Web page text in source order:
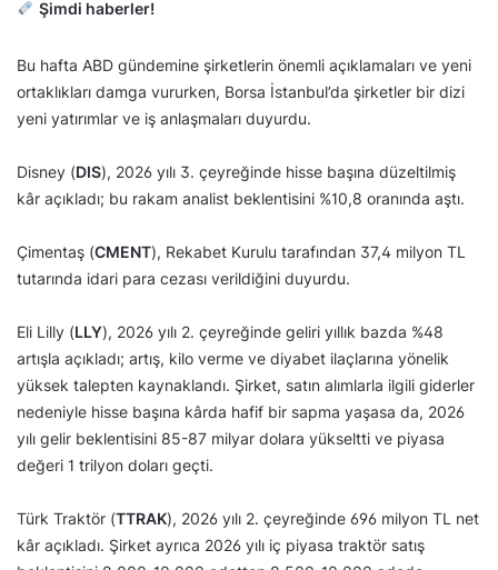
Şimdi haberler!
Bu hafta ABD gündemine şirketlerin önemli açıklamaları ve yeni
ortaklıkları damga vururken, Borsa İstanbul’da şirketler bir dizi
yeni yatırımlar ve iş anlaşmaları duyurdu.
Disney (DIS), 2026 yılı 3. çeyreğinde hisse başına düzeltilmiş
kâr açıkladı; bu rakam analist beklentisini %10,8 oranında aştı.
Çimentaş (CMENT), Rekabet Kurulu tarafından 37,4 milyon TL
tutarında idari para cezası verildiğini duyurdu.
Eli Lilly (LLY), 2026 yılı 2. çeyreğinde geliri yıllık bazda %48
artışla açıkladı; artış, kilo verme ve diyabet ilaçlarına yönelik
yüksek talepten kaynaklandı. Şirket, satın alımlarla ilgili giderler
nedeniyle hisse başına kârda hafif bir sapma yaşasa da, 2026
yılı gelir beklentisini 85-87 milyar dolara yükseltti ve piyasa
değeri 1 trilyon doları geçti.
Türk Traktör (TTRAK), 2026 yılı 2. çeyreğinde 696 milyon TL net
kâr açıkladı. Şirket ayrıca 2026 yılı iç piyasa traktör satış